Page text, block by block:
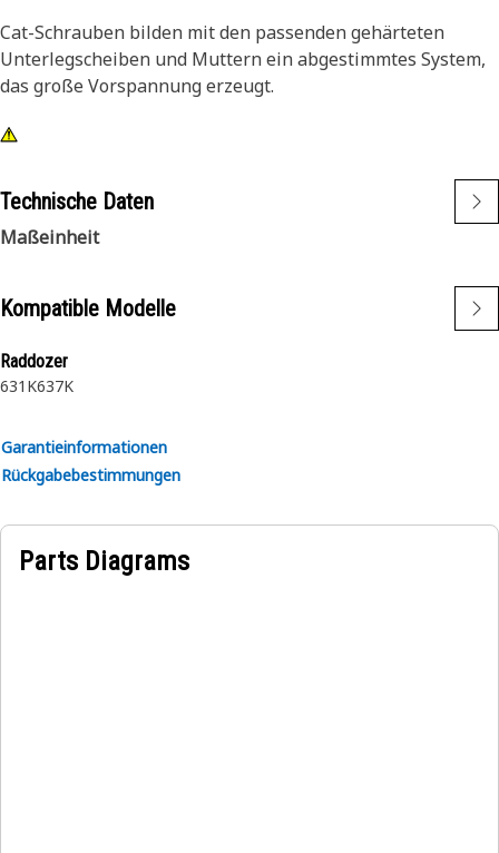
Cat-Schrauben bilden mit den passenden gehärteten
Unterlegscheiben und Muttern ein abgestimmtes System,
das große Vorspannung erzeugt.
Technische Daten
Maßeinheit
Kompatible Modelle
Raddozer
631K637K
Garantieinformationen
Rückgabebestimmungen
Parts Diagrams